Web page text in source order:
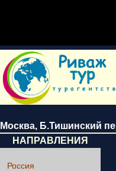
Москва, Б.Тишинский
НАПРАВЛЕНИЯ
Россия